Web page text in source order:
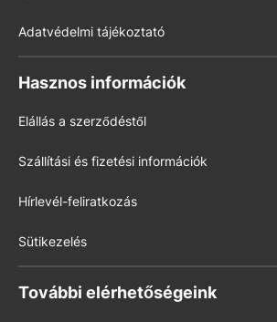
Adatvédelmi tájékoztató
Hasznos információk
Elállás a szerződéstől
Szállítási és fizetési információk
Hírlevél-feliratkozás
Sütikezelés
További elérhetőségeink